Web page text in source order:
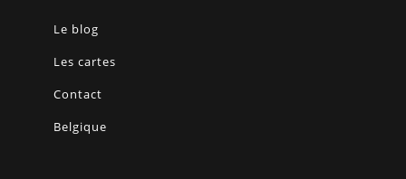
Le blog
Les cartes
Contact
Belgique